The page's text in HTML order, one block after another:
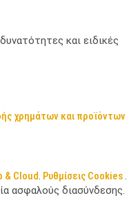
και ειδικές
χρημάτων και προϊόντων
& Cloud Ρυθμίσεις Cookies